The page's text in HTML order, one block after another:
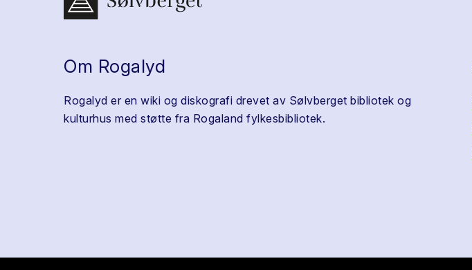
Om Rogalyd
Rogalyd er en wiki og diskografi drevet av Sølvberget bibliotek og
kulturhus med støtte fra Rogaland fylkesbibliotek.